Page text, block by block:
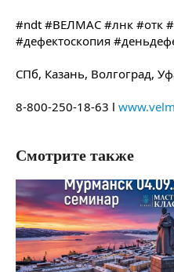
#ndt #ВЕЛМАС #лнк #отк
#дефектоскопия
СПб, Казань, Волгоград,
8-800-250-18-63 l
Смотрите также